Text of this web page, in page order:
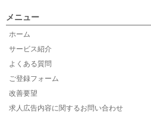
メニュー
ホーム
サービス紹介
よくある質問
ご登録フォーム
改善要望
求人広告内容に関するお問い合わせ